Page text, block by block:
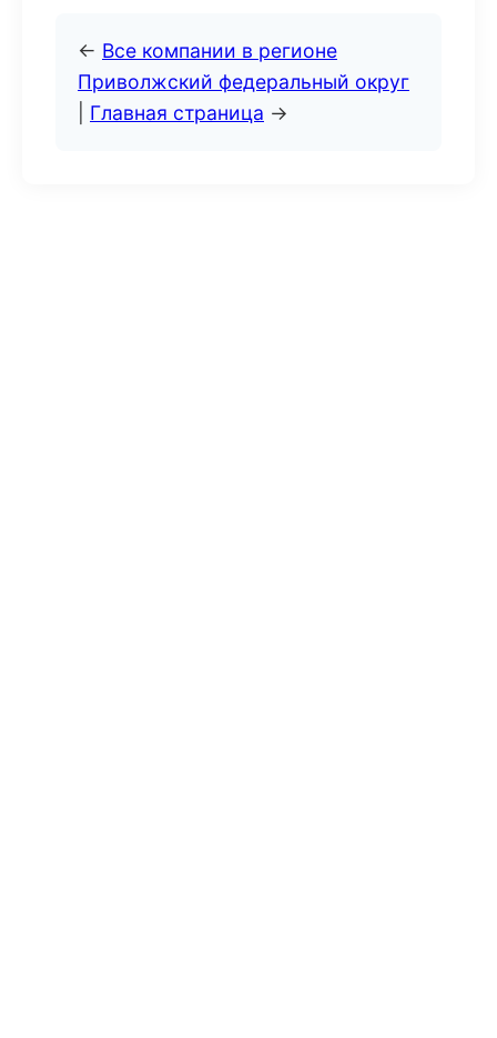
← Все компании в регионе
Приволжский федеральный округ
Главная страница →